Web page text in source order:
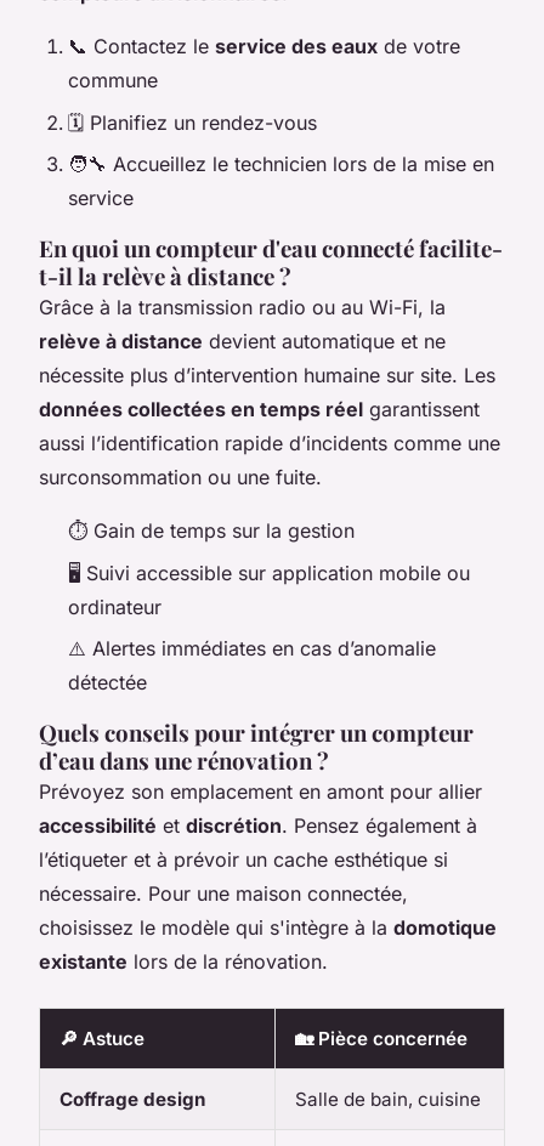
📞 Contactez le service des eaux de votre
commune
🗓️ Planifiez un rendez-vous
🧑‍🔧 Accueillez le technicien lors de la mise en
service
En quoi un compteur d'eau connecté facilite-
t-il la relève à distance ?
Grâce à la transmission radio ou au Wi-Fi, la
relève à distance devient automatique et ne
nécessite plus d’intervention humaine sur site. Les
données collectées en temps réel garantissent
aussi l’identification rapide d’incidents comme une
surconsommation ou une fuite.
⏱️ Gain de temps sur la gestion
🖥️ Suivi accessible sur application mobile ou
ordinateur
⚠️ Alertes immédiates en cas d’anomalie
détectée
Quels conseils pour intégrer un compteur
d’eau dans une rénovation ?
Prévoyez son emplacement en amont pour allier
accessibilité et discrétion. Pensez également à
l’étiqueter et à prévoir un cache esthétique si
nécessaire. Pour une maison connectée,
choisissez le modèle qui s'intègre à la domotique
existante lors de la rénovation.
🔎 Astuce 🏡 Pièce concernée
Coffrage design Salle de bain, cuisine